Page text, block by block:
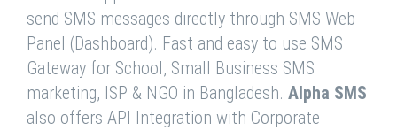
send SMS messages directly through SMS Web
Panel (Dashboard). Fast and easy to use SMS
Gateway for School, Small Business SMS
marketing, ISP & NGO in Bangladesh. Alpha SMS
also offers API Integration with Corporate